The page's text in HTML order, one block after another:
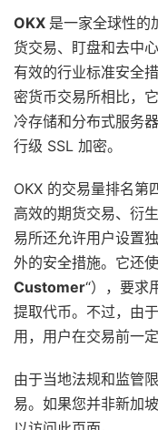
OKX 是一家全球性的
货交易、盯盘和去中
有效的行业标准安全
密货币交易所相比，
冷存储和分布式服务
行级 SSL 加密。
OKX 的交易量排名第
高效的期货交易、衍
易所还允许用户设置
外的安全措施。它还
Customer“），要求
提取代币。不过，由
用，用户在交易前一
由于当地法规和监管限
易。如果您并非新加